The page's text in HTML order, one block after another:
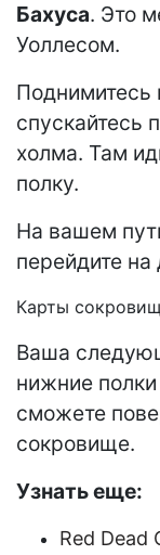
Бахуса. Это
Уоллесом.
Поднимитесь
спускайтесь
холма. Там
полку.
На вашем
перейдите
Карты сокровищ
Ваша
нижние
сможете
сокровище.
Узнать еще:
Red Dead